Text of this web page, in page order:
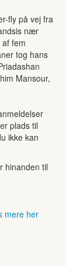
fly på vej fra
nær
fem
tog hans
Mansour,
plads til
ikke kan
hinanden til
mere her